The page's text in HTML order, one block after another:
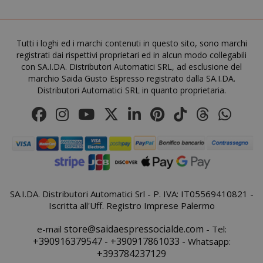
Tutti i loghi ed i marchi contenuti in questo sito, sono marchi
registrati dai rispettivi proprietari ed in alcun modo collegabili
con SA.I.DA. Distributori Automatici SRL, ad esclusione del
marchio Saida Gusto Espresso registrato dalla SA.I.DA.
Distributori Automatici SRL in quanto proprietaria.
SA.I.DA. Distributori Automatici Srl - P. IVA: IT05569410821 -
Iscritta all'Uff. Registro Imprese Palermo
e-mail store@saidaespressocialde.com - Tel:
+390916379547- +390917861033 - Whatsapp:
+393784237129
product_data_storage